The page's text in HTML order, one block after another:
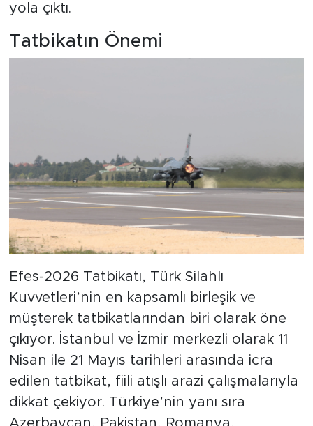
yola çıktı.
Tatbikatın Önemi
Efes-2026 Tatbikatı, Türk Silahlı
Kuvvetleri’nin en kapsamlı birleşik ve
müşterek tatbikatlarından biri olarak öne
çıkıyor. İstanbul ve İzmir merkezli olarak 11
Nisan ile 21 Mayıs tarihleri arasında icra
edilen tatbikat, fiili atışlı arazi çalışmalarıyla
dikkat çekiyor. Türkiye’nin yanı sıra
Azerbaycan, Pakistan, Romanya,